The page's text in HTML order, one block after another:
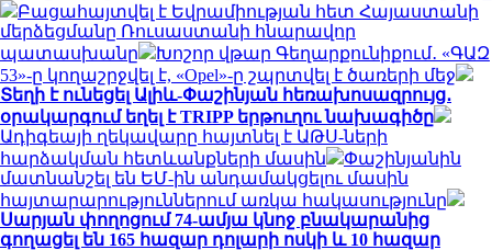
Բացահայտվել է Եվրամիության հետ Հայաստանի
մերձեցմանը Ռուսաստանի հնարավոր
պատասխանը
Խոշոր վթար Գեղարքունիքում․ «ԳԱԶ
53»-ը կողաշրջվել է, «Opel»-ը շպրտվել է ծառերի մեջ
Տեղի է ունեցել Ալիև-Փաշինյան հեռախոսազրույց․
օրակարգում եղել է TRIPP երթուղու նախագիծը
Ադիգեայի ղեկավարը հայտնել է ԱԹՍ-ների
հարձակման հետևանքների մասին
Փաշինյանին
մատնանշել են ԵՄ-ին անդամակցելու մասին
հայտարարություններում առկա հակասությունը
Սարյան փողոցում 74-ամյա կնոջ բնակարանից
գողացել են 165 հազար դոլարի ոսկի և 10 հազար